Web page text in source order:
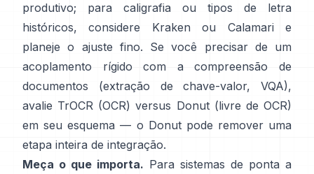
produtivo; para caligrafia ou tipos de letra
históricos, considere
Kraken ou Calamari
e
planeje o ajuste fino. Se você precisar de um
acoplamento rígido com a compreensão de
documentos (extração de chave-valor, VQA),
avalie TrOCR (OCR) versus Donut (livre de OCR)
em seu esquema — o Donut pode remover uma
etapa inteira de integração.
Meça o que importa. Para sistemas de ponta a